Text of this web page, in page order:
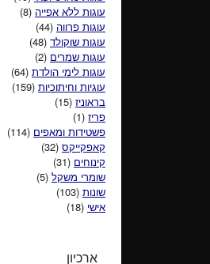
עוגות ללא אפייה (8)
עוגות פרווה (44)
עוגות שוקולד (48)
עוגות שמרים (2)
עוגות לימי הולדת (64)
עוגיות וחיתוכיות (159)
בראוניז (15)
פריז (1)
פשטידות ומאפים (114)
קאפקייקס (32)
קינוחים (31)
שומרי משקל (5)
שונות (103)
אישי (18)
ארכיון